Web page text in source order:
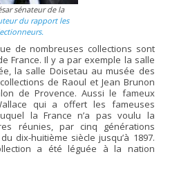
sénateur de la
du rapport les
de nombreuses collections sont
France. Il y a par exemple la salle
la salle Doisetau au musée des
de Raoul et Jean Brunon
de Provence. Aussi le fameux
qui a offert les fameuses
la France n’a pas voulu la
réunies, par cinq générations
dix-huitième siècle jusqu’à 1897.
a été léguée à la nation